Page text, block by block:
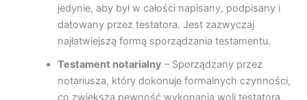
jedynie, aby był w całości napisany, podpisany i
datowany przez testatora. Jest zazwyczaj
najłatwiejszą formą sporządzania testamentu.
Testament notarialny – Sporządzany przez
notariusza, który dokonuje formalnych czynności,
co zwiększa pewność wykonania woli testatora.